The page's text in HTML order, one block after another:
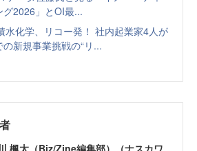
2026」とOI最...
水化学、リコー発！ 社内起業家4人が
新規事業挑戦の“リ...
楓太（Biz/Zine編集部）（ナスカワ